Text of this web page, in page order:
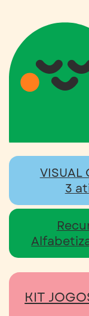
VISUAL
3
KIT